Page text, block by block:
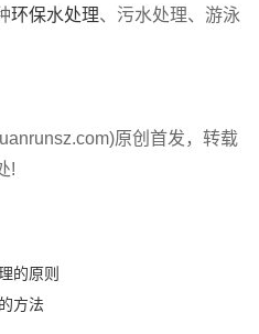
环保水处理、污水处理、游泳
原创首发，转载
!
的原则
方法